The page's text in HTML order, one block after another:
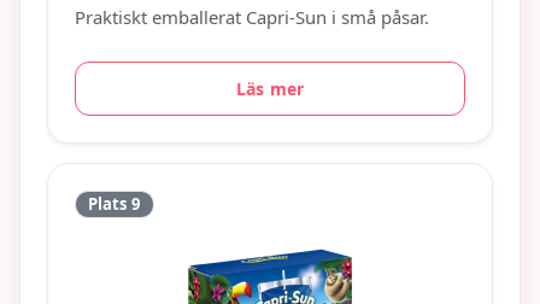
Praktiskt emballerat Capri-Sun i små påsar.
Läs mer
Plats 9